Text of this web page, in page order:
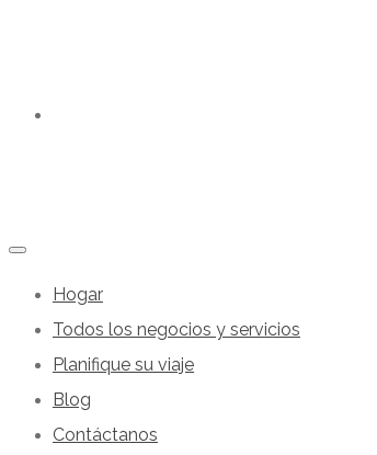
Hogar
Todos los negocios y servicios
Planifique su viaje
Blog
Contáctanos